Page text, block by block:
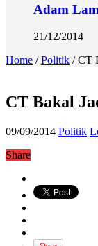
Adam
21/12/2014
Home / Politik / CT
CT Bakal
09/09/2014 Politik
Share